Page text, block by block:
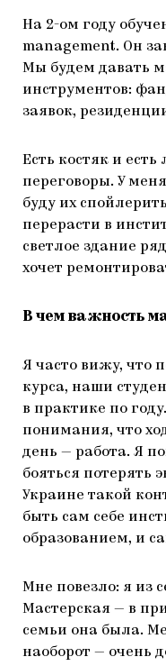
На 2-ом году
management. Он
Мы будем давать
инструментов:
заявок,
Есть костяк и
переговоры. У
буду их
перерасти в
светлое здание
хочет
В чем важность
Я часто вижу, что
курса, наши
в практике по
понимания, что
день — работа. Я
бояться потерять
Украине такой
быть сам себе
образованием, и
Мне повезло: я из
Мастерская — в
семьи она была.
наоборот — очень